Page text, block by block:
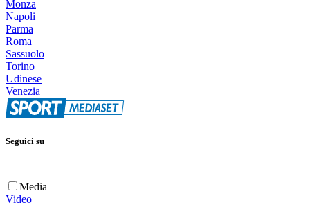
Monza
Napoli
Parma
Roma
Sassuolo
Torino
Udinese
Venezia
Seguici su
Media
Video